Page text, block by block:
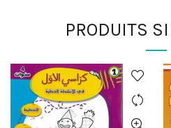
PRODUITS